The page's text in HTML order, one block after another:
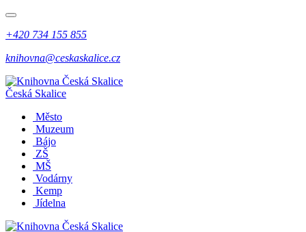
+420 734 155 855
knihovna@ceskaskalice.cz
Česká Skalice
Město
Muzeum
Bájo
ZŠ
MŠ
Vodárny
Kemp
Jídelna